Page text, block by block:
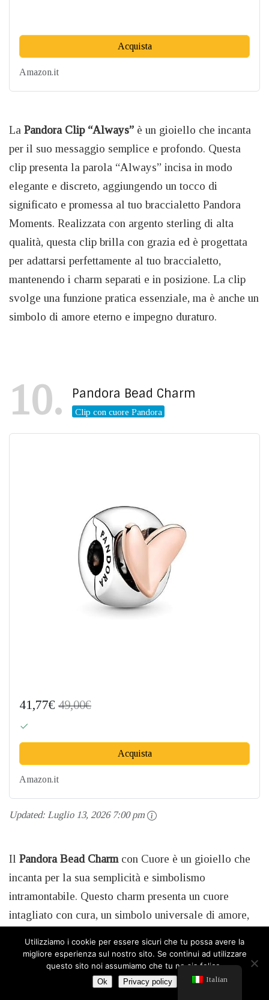
Acquista
Amazon.it
La Pandora Clip “Always” è un gioiello che incanta
per il suo messaggio semplice e profondo. Questa
clip presenta la parola “Always” incisa in modo
elegante e discreto, aggiungendo un tocco di
significato e promessa al tuo braccialetto Pandora
Moments. Realizzata con argento sterling di alta
qualità, questa clip brilla con grazia ed è progettata
per adattarsi perfettamente al tuo braccialetto,
mantenendo i charm separati e in posizione. La clip
svolge una funzione pratica essenziale, ma è anche un
simbolo di amore eterno e impegno duraturo.
10 Pandora Bead Charm
Clip con cuore Pandora
41,77€ 49,00€
Acquista
Amazon.it
Updated: Luglio 13, 2026 7:00 pm
Il Pandora Bead Charmcon Cuore è un gioiello che
incanta per la sua semplicità e simbolismo
intramontabile. Questo charm presenta un cuore
intagliato con cura, un simbolo universale di amore,
alta qualità, questo charm brilla con eleganza e si
adatta perfettamente al tuo braccialetto Pandora. Il
cuore è un simbolo eterno dell’amore, rendendo
Italian
Utilizziamo i cookie per essere sicuri che tu possa avere la
migliore esperienza sul nostro sito. Se continui ad utilizzare
questo sito noi assumiamo che tu ne sia felice.
Ok Privacy policy